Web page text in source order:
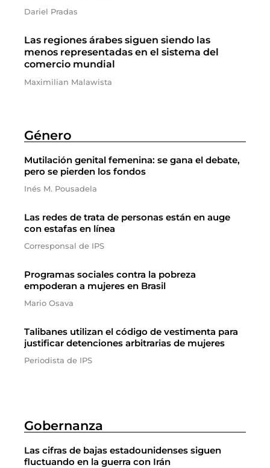
Dariel Pradas
Las regiones árabes siguen siendo las
menos representadas en el sistema del
comercio mundial
Maximilian Malawista
Género
Mutilación genital femenina: se gana el debate,
pero se pierden los fondos
Inés M. Pousadela
Las redes de trata de personas están en auge
con estafas en línea
Corresponsal de IPS
Programas sociales contra la pobreza
empoderan a mujeres en Brasil
Mario Osava
Talibanes utilizan el código de vestimenta para
justificar detenciones arbitrarias de mujeres
Periodista de IPS
Gobernanza
Las cifras de bajas estadounidenses siguen
fluctuando en la guerra con Irán